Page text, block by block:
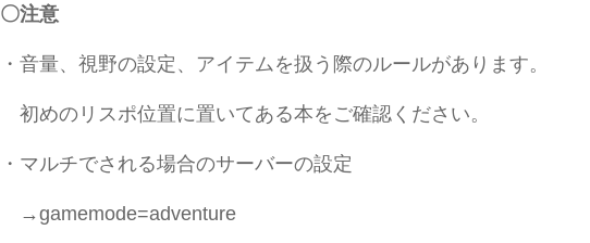
〇注意
・音量、視野の設定、アイテムを扱う際のルールがあります。
初めのリスポ位置に置いてある本をご確認ください。
・マルチでされる場合のサーバーの設定
→gamemode=adventure